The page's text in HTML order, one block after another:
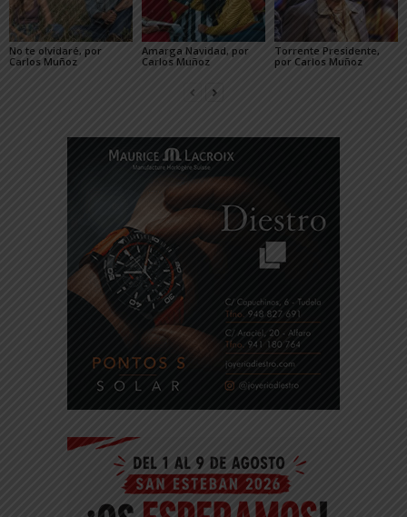
No te olvidaré, por
Carlos Muñoz
Amarga Navidad, por
Carlos Muñoz
Torrente Presidente,
por Carlos Muñoz